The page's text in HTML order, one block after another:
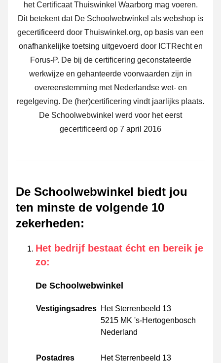
het Certificaat Thuiswinkel Waarborg mag voeren.
Dit betekent dat De Schoolwebwinkel als webshop is
gecertificeerd door Thuiswinkel.org, op basis van een
onafhankelijke toetsing uitgevoerd door ICTRecht en
Forus-P. De bij de certificering geconstateerde
werkwijze en gehanteerde voorwaarden zijn in
overeenstemming met Nederlandse wet- en
regelgeving. De (her)certificering vindt jaarlijks plaats.
De Schoolwebwinkel werd voor het eerst
gecertificeerd op 7 april 2016
De Schoolwebwinkel biedt jou
ten minste de volgende 10
zekerheden:
Het bedrijf bestaat écht en bereik je
zo:
De Schoolwebwinkel
Vestigingsadres Het Sterrenbeeld 13
5215 MK 's-Hertogenbosch
Nederland
Postadres
Het Sterrenbeeld 13